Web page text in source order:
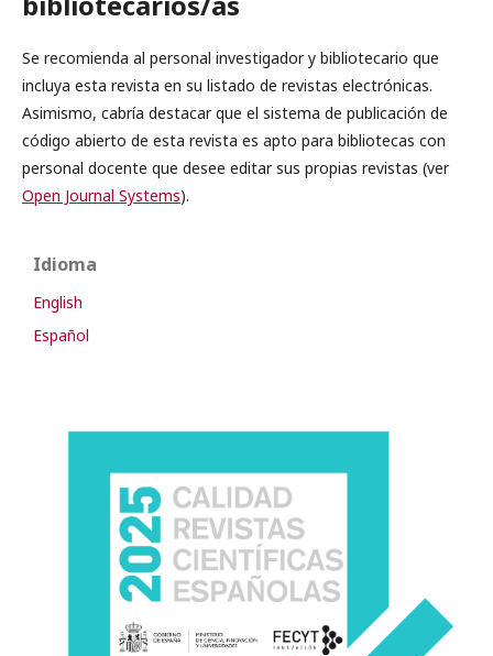
Se recomienda al personal investigador y bibliotecario que
incluya esta revista en su listado de revistas electrónicas.
Asimismo, cabría destacar que el sistema de publicación de
código abierto de esta revista es apto para bibliotecas con
personal docente que desee editar sus propias revistas (ver
Open Journal Systems).
Idioma
English
Español